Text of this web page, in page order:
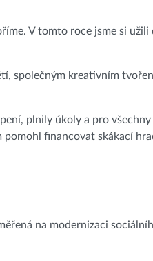
V tomto roce jsme si užili
společným kreativním
plnily úkoly a pro všechny
financovat skákací
na modernizaci